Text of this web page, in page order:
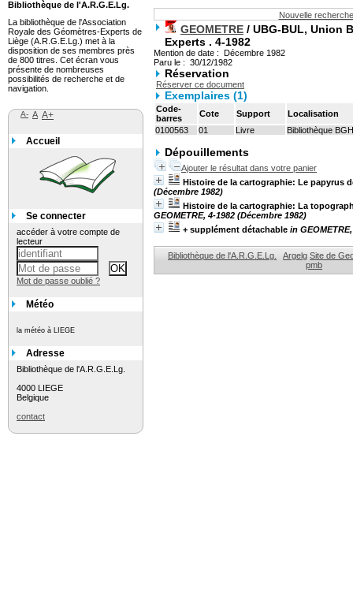
Nouvelle recherche
GEOMETRE / UBG-BUL, Union
Experts . 4-1982
Mention de date : Décembre 1982
Paru le : 30/12/1982
Réservation
Réserver ce document
Exemplaires (1)
Code-
barres
Cote Support
Localisation
0100563
01 Livre Bibliothèque BGH
Dépouillements
Ajouter le résultat dans votre panier
Histoire de la cartographie: Le papyrus
(Décembre 1982)
Histoire de la cartographie: La
GEOMETRE, 4-1982 (Décembre 1982)
+ supplément détachable in
Bibliothèque de l'A.R.G.E.Lg. Argelg Site de
pmb
Bibliothèque de l'A.R.G.E.Lg.
La bibliothèque de l'Association
Royale des Géomètres-Experts de
Liège (A.R.G.E.Lg.) met à la
disposition de ses membres près
de 800 titres. Cet écran vous
présente de nombreuses
possibilités de recherche et de
navigation.
A- A A+
Accueil
Se connecter
accéder à votre compte de
lecteur
Mot de passe oublié ?
Météo
la météo à LIEGE
Adresse
Bibliothèque de l'A.R.G.E.Lg.
4000 LIEGE
Belgique
contact